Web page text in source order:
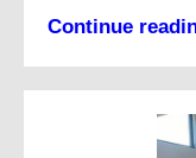
Continue